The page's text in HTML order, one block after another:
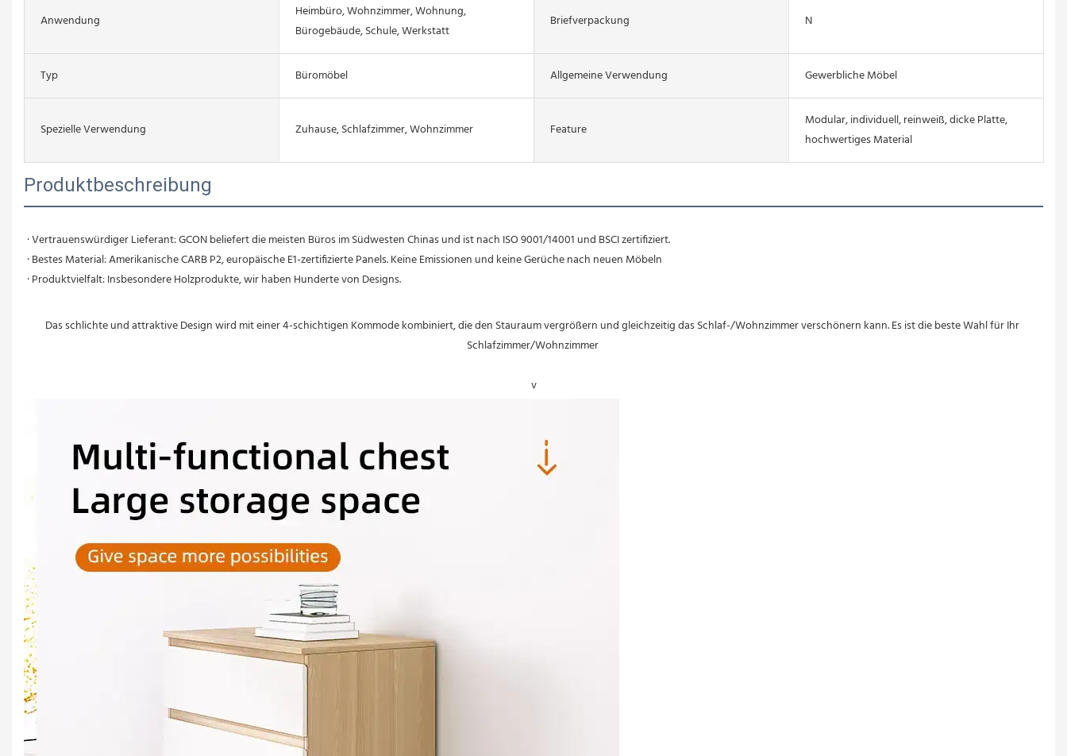
Anwendung
Heimbüro, Wohnzimmer, Wohnung,
Bürogebäude, Schule, Werkstatt
Briefverpackung N
Typ Büromöbel Allgemeine Verwendung Gewerbliche Möbel
Spezielle Verwendung Zuhause, Schlafzimmer, Wohnzimmer Feature
Modular, individuell, reinweiß, dicke Platte,
hochwertiges Material
Produktbeschreibung
· Vertrauenswürdiger Lieferant: GCON beliefert die meisten Büros im Südwesten Chinas und ist nach ISO 9001/14001 und BSCI zertifiziert.
· Bestes Material: Amerikanische CARB P2, europäische E1-zertifizierte Panels. Keine Emissionen und keine Gerüche nach neuen Möbeln
Das schlichte und attraktive Design wird mit einer 4-schichtigen Kommode kombiniert, die den Stauraum vergrößern und gleichzeitig das Schlaf-/Wohnzimmer verschönern kann. Es ist die beste Wahl für Ihr
v